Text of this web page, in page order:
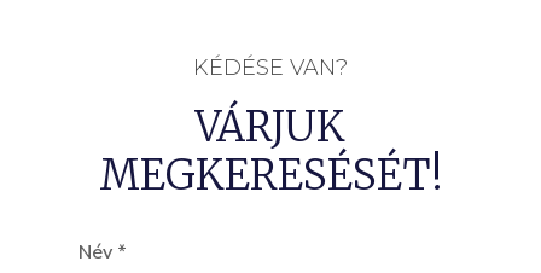
KÉDÉSE VAN?
VÁRJUK
MEGKERESÉSÉT!